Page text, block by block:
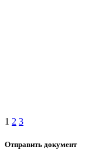
1 2 3
Отправить документ